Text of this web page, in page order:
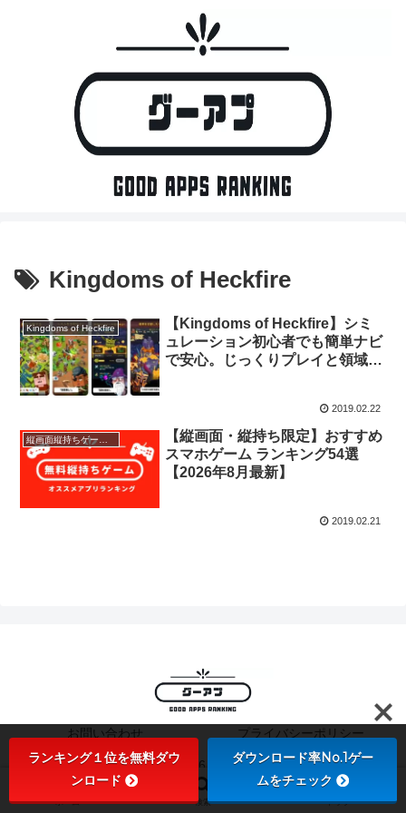
Kingdoms of Heckfire
Kingdoms of Heckfire
【Kingdoms of Heckfire】シミ
ュレーション初心者でも簡単ナビ
で安心。じっくりプレイと領域拡
2019.02.22
縦画面縦持ちゲームランキング
【縦画面・縦持ち限定】おすすめ
スマホゲーム ランキング54選
【2026年8月最新】
2019.02.21
お問い合わせ プライバシーポリシー
© 2018-2026 グーアプ！.
ホーム 検索 トップ
ランキング１位を無料ダウ
ンロード
ダウンロード率No.1ゲー
ムをチェック